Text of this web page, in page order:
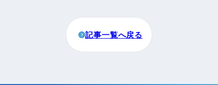
記事一覧へ戻る